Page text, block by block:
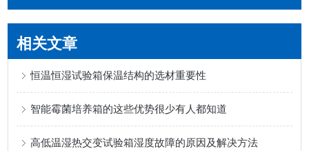
相关文章
恒温恒湿试验箱保温结构的选材重要性
智能霉菌培养箱的这些优势很少有人都知道
高低温湿热交变试验箱湿度故障的原因及解决方法